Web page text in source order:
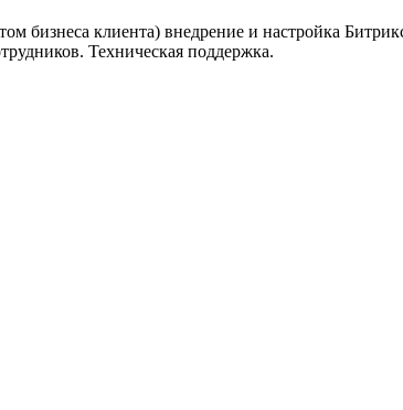
бизнеса клиента) внедрение и настройка
Техническая поддержка.